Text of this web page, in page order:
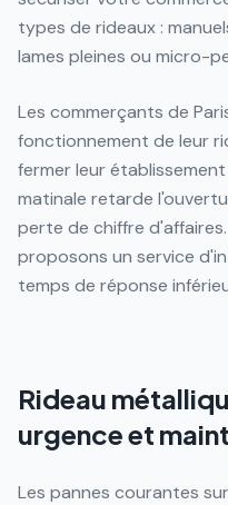
types de rideaux :
lames pleines ou micro-
Les commerçants de
fonctionnement de leur
fermer leur
matinale retarde
perte de chiffre
proposons un service
temps de réponse
Rideau
urgence et
Les pannes courantes